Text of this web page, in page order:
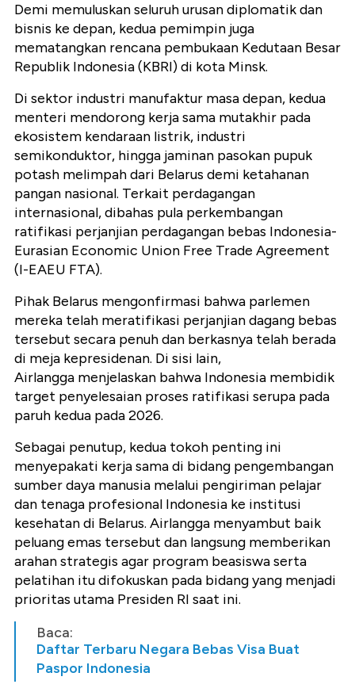
Demi memuluskan seluruh urusan diplomatik dan
bisnis ke depan, kedua pemimpin juga
mematangkan rencana pembukaan Kedutaan Besar
Republik Indonesia (KBRI) di kota Minsk.
Di sektor industri manufaktur masa depan, kedua
menteri mendorong kerja sama mutakhir pada
ekosistem kendaraan listrik, industri
semikonduktor, hingga jaminan pasokan pupuk
potash melimpah dari Belarus demi ketahanan
pangan nasional. Terkait perdagangan
internasional, dibahas pula perkembangan
ratifikasi perjanjian perdagangan bebas Indonesia-
Eurasian Economic Union Free Trade Agreement
(I-EAEU FTA).
Pihak Belarus mengonfirmasi bahwa parlemen
mereka telah meratifikasi perjanjian dagang bebas
tersebut secara penuh dan berkasnya telah berada
di meja kepresidenan. Di sisi lain,
Airlangga menjelaskan bahwa Indonesia membidik
target penyelesaian proses ratifikasi serupa pada
paruh kedua pada 2026.
Sebagai penutup, kedua tokoh penting ini
menyepakati kerja sama di bidang pengembangan
sumber daya manusia melalui pengiriman pelajar
dan tenaga profesional Indonesia ke institusi
kesehatan di Belarus. Airlangga menyambut baik
peluang emas tersebut dan langsung memberikan
arahan strategis agar program beasiswa serta
pelatihan itu difokuskan pada bidang yang menjadi
prioritas utama Presiden RI saat ini.
Baca:
Daftar Terbaru Negara Bebas Visa Buat
Paspor Indonesia